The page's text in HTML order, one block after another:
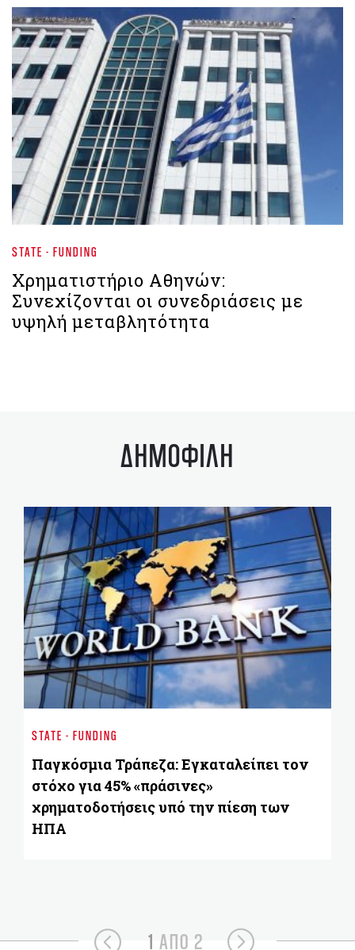
STATE - FUNDING
Χρηματιστήριο Aθηνών:
Συνεχίζονται οι συνεδριάσεις με
υψηλή μεταβλητότητα
ΔΗΜΟΦΙΛΗ
STATE - FUNDING
Παγκόσμια Τράπεζα: Εγκαταλείπει τον
στόχο για 45% «πράσινες»
χρηματοδοτήσεις υπό την πίεση των
ΗΠΑ
1 ΑΠΟ 2